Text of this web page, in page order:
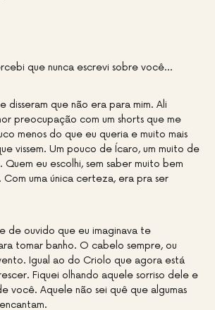
que nunca escrevi sobre você…
disseram que não era para mim. Ali
preocupação com um shorts que me
menos do que eu queria e muito mais
vissem. Um pouco de Ícaro, um muito de
eu escolhi, sem saber muito bem
Com uma única certeza, era pra ser
de ouvido que eu imaginava te
tomar banho. O cabelo sempre, ou
Igual ao do Criolo que agora está
Fiquei olhando aquele sorriso dele e
você. Aquele não sei quê que algumas